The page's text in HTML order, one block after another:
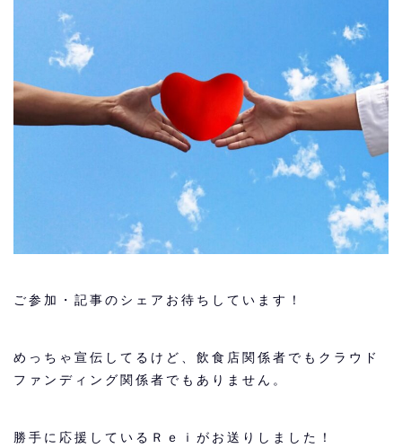
ご参加・記事のシェアお待ちしています！
めっちゃ宣伝してるけど、飲食店関係者でもクラウド
ファンディング関係者でもありません。
勝手に応援しているＲｅｉがお送りしました！